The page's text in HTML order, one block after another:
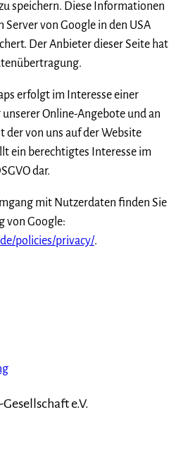
speichern. Diese Informationen
Server von Google in den USA
Der Anbieter dieser Seite hat
erfolgt im Interesse einer
Online-Angebote und an
von uns auf der Website
ein berechtigtes Interesse im
dar.
mit Nutzerdaten finden Sie
von Google:
policies/privacy/.
e.V.